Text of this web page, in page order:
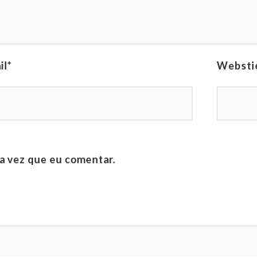
vez que eu comentar.